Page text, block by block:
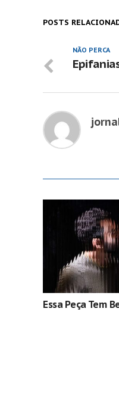
POSTS
NÃO PERCA
Essa Peça Tem